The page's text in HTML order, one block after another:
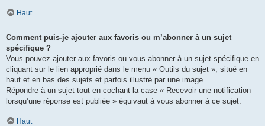
Haut
Comment puis-je ajouter aux favoris ou m’abonner à un sujet
spécifique ?
Vous pouvez ajouter aux favoris ou vous abonner à un sujet spécifique en
cliquant sur le lien approprié dans le menu « Outils du sujet », situé en
haut et en bas des sujets et parfois illustré par une image.
Répondre à un sujet tout en cochant la case « Recevoir une notification
lorsqu’une réponse est publiée » équivaut à vous abonner à ce sujet.
Haut